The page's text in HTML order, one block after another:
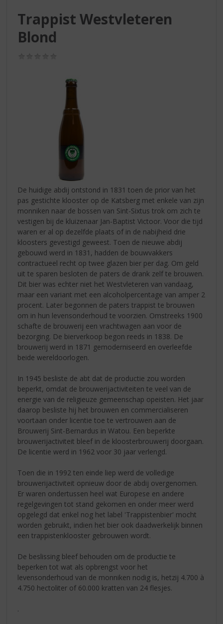
Trappist Westvleteren
Blond
De huidige abdij ontstond in 1831 toen de prior van het
pas gestichte klooster op de Katsberg met enkele van zijn
monniken naar de bossen van Sint-Sixtus trok om zich te
vestigen bij de kluizenaar Jan-Baptist Victoor. Voor die tijd
waren er al op dezelfde plaats of in de nabijheid drie
kloosters gevestigd geweest. Toen de nieuwe abdij
gebouwd werd in 1831, hadden de bouwvakkers
contractueel recht op twee glazen bier per dag. Om geld
uit te sparen besloten de paters de drank zelf te brouwen.
Dit bier was echter niet het Westvleteren van vandaag,
maar een variant met een alcoholpercentage van amper 2
procent. Later begonnen de paters trappist te brouwen
om in hun levensonderhoud te voorzien. Omstreeks 1900
schafte de brouwerij een vrachtwagen aan voor de
bezorging. De bierverkoop begon reeds in 1838. De
brouwerij werd in 1871 gemoderniseerd en overleefde
beide wereldoorlogen.
In 1945 besliste de abt dat de productie zou worden
beperkt, omdat de brouwerijactiviteiten te veel van de
energie van de religieuze gemeenschap opeisten. Het jaar
daarop besliste hij het brouwen en commercialiseren
voortaan onder licentie toe te vertrouwen aan de
Brouwerij Sint-Bernardus in Watou. Een beperkte
brouwerijactiviteit bleef in de kloosterbrouwerij doorgaan.
De licentie werd in 1962 voor 30 jaar verlengd.
Toen die in 1992 ten einde liep werd de volledige
brouwerijactiviteit opnieuw door de abdij overgenomen.
Er waren ondertussen heel wat Europese en andere
regelgevingen tot stand gekomen en onder meer werd
opgelegd dat enkel nog het label 'Trappistenbier' mocht
worden gebruikt, indien het bier ook daadwerkelijk binnen
een trappistenklooster gebrouwen wordt.
De beslissing bleef behouden om de productie te
beperken tot wat als opbrengst voor het
levensonderhoud van de monniken nodig is, hetzij 4.700 à
4.750 hectoliter of 60.000 kratten van 24 flesjes.
.